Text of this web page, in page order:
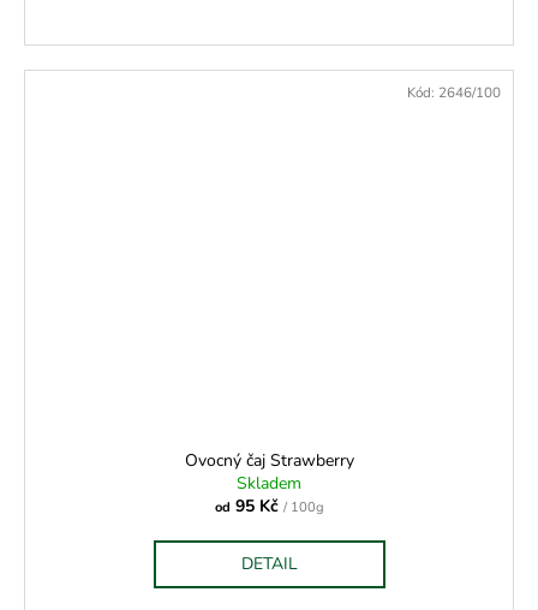
Ovocný čaj Strawberry
Skladem
od 95 Kč / 100g
DETAIL
Kód: 2646/100